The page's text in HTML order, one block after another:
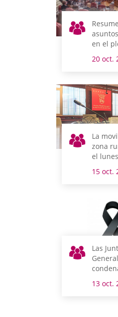
en el
20 oct.
La
zona
el
15 oct.
Las
13 oct.